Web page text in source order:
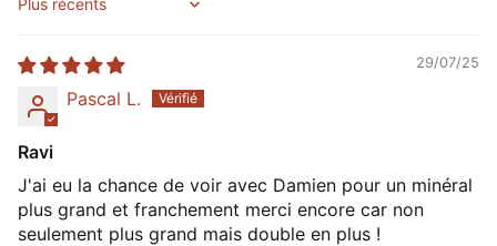
Sort by
29/07/25
Pascal L.
Ravi
J'ai eu la chance de voir avec Damien pour un minéral
plus grand et franchement merci encore car non
seulement plus grand mais double en plus !